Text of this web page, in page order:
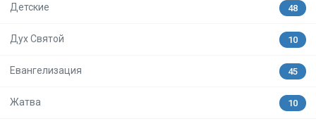
Детские 48
Дух Святой 10
Евангелизация 45
Жатва 10